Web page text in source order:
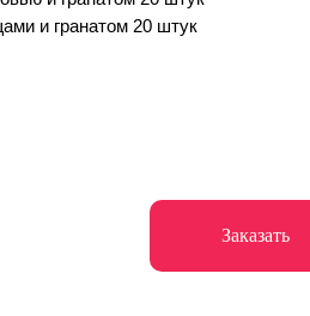
и гранатом 20 штук
Заказать